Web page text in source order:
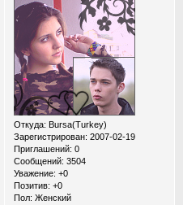
Откуда: Bursa(Turkey)
Зарегистрирован: 2007-02-19
Приглашений: 0
Сообщений: 3504
Уважение: +0
Позитив: +0
Пол: Женский